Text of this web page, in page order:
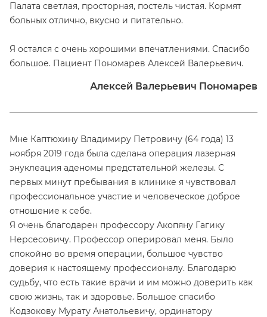
Палата светлая, просторная, постель чистая. Кормят
больных отлично, вкусно и питательно.
Я остался с очень хорошими впечатлениями. Спасибо
большое. Пациент Пономарев Алексей Валерьевич.
Алексей Валерьевич Пономарев
Мне Каптюхину Владимиру Петровичу (64 года) 13
ноября 2019 года была сделана операция лазерная
энуклеация аденомы предстательной железы. С
первых минут пребывания в клинике я чувствовал
профессиональное участие и человеческое доброе
отношение к себе.
Я очень благодарен профессору Акопяну Гагику
Нерсесовичу. Профессор оперировал меня. Было
спокойно во время операции, большое чувство
доверия к настоящему профессионалу. Благодарю
судьбу, что есть такие врачи и им можно доверить как
свою жизнь, так и здоровье. Большое спасибо
Кодзокову Мурату Анатольевичу, ординатору